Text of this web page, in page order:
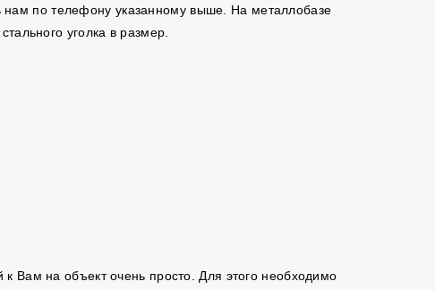
нам по телефону указанному выше. На металлобазе
уголка в размер.
к Вам на объект очень просто. Для этого необходимо